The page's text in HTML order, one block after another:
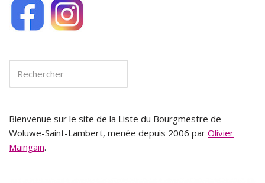
Bienvenue sur le site de la Liste du Bourgmestre de
Woluwe-Saint-Lambert, menée depuis 2006 par Olivier
Maingain.